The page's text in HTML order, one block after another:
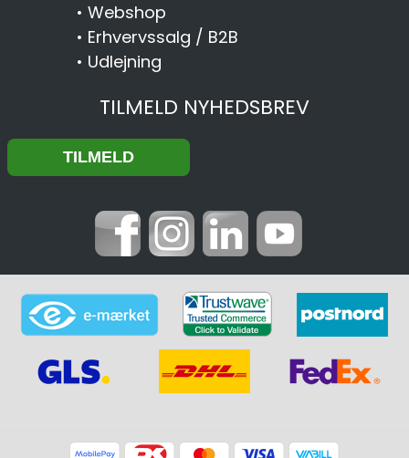
• Webshop
• Erhvervssalg / B2B
• Udlejning
TILMELD NYHEDSBREV